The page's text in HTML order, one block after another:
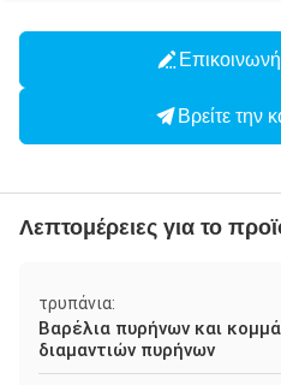
Βρείτε την
Λεπτομέρειες για το
τρυπάνια:
Βαρέλια πυρήνων και
διαμαντιών πυρήνων